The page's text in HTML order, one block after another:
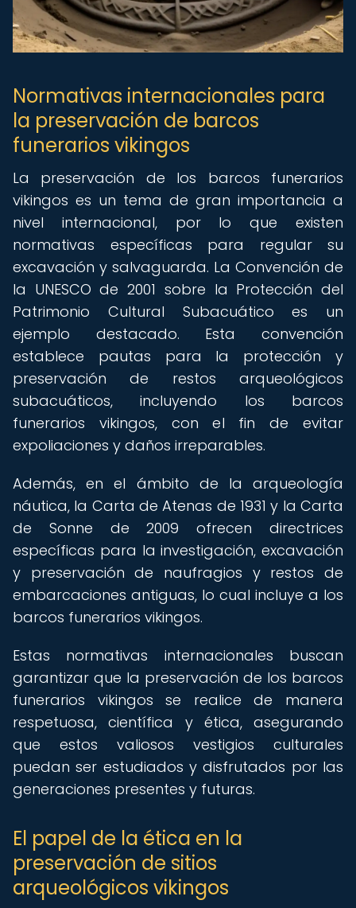
Normativas internacionales para
la preservación de barcos
funerarios vikingos
La preservación de los barcos funerarios
vikingos es un tema de gran importancia a
nivel internacional, por lo que existen
normativas específicas para regular su
excavación y salvaguarda. La Convención de
la UNESCO de 2001 sobre la Protección del
Patrimonio Cultural Subacuático es un
ejemplo destacado. Esta convención
establece pautas para la protección y
preservación de restos arqueológicos
subacuáticos, incluyendo los barcos
funerarios vikingos, con el fin de evitar
expoliaciones y daños irreparables.
Además, en el ámbito de la arqueología
náutica, la Carta de Atenas de 1931 y la Carta
de Sonne de 2009 ofrecen directrices
específicas para la investigación, excavación
y preservación de naufragios y restos de
embarcaciones antiguas, lo cual incluye a los
barcos funerarios vikingos.
Estas normativas internacionales buscan
garantizar que la preservación de los barcos
funerarios vikingos se realice de manera
respetuosa, científica y ética, asegurando
que estos valiosos vestigios culturales
puedan ser estudiados y disfrutados por las
generaciones presentes y futuras.
El papel de la ética en la
preservación de sitios
arqueológicos vikingos